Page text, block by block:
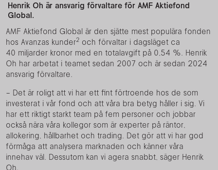
Henrik Oh är ansvarig förvaltare för AMF Aktiefond
Global.
AMF Aktiefond Global är den sjätte mest populära fonden
hos Avanzas kunder2 och förvaltar i dagsläget ca
40 miljarder kronor med en totalavgift på 0,54 %. Henrik
Oh har arbetat i teamet sedan 2007 och är sedan 2024
ansvarig förvaltare.
– Det är roligt att vi har ett fint förtroende hos de som
investerat i vår fond och att våra bra betyg håller i sig. Vi
har ett riktigt starkt team på fem personer och jobbar
också nära våra kollegor som är experter på räntor,
allokering, hållbarhet och trading. Det gör att vi har god
förmåga att analysera marknaden och känner våra
innehav väl. Dessutom kan vi agera snabbt, säger Henrik
Oh.